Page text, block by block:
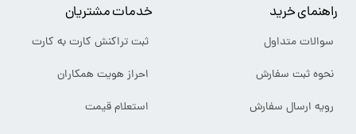
خدمات مشتریان
ثبت تراکنش کارت به کارت
احراز هویت همکاران
استعلام قیمت
راهنمای خرید
سوالات متداول
نحوه ثبت سفارش
رویه ارسال سفارش